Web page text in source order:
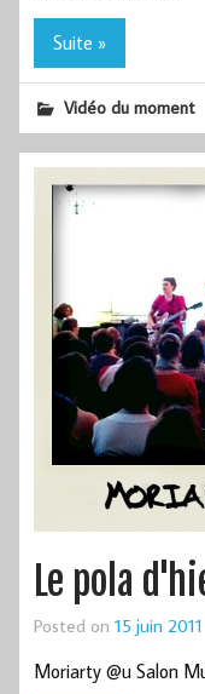
Suite »
Vidéo du moment
Le pola
Posted on 15 juin 2011
Moriarty @u Salon